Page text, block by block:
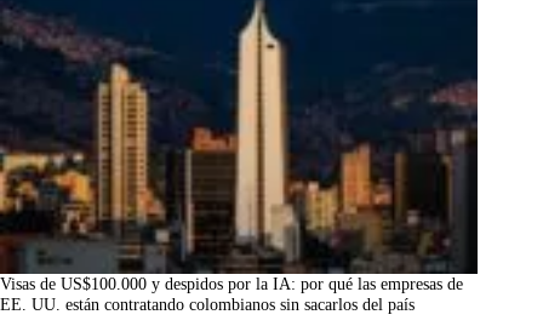
Visas de US$100.000 y despidos por la IA: por qué las empresas de
EE. UU. están contratando colombianos sin sacarlos del país